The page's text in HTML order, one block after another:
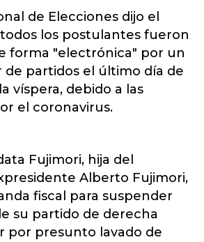
de Elecciones dijo el
los postulantes fueron
forma "electrónica" por un
de partidos el último día de
víspera, debido a las
el coronavirus.
Fujimori, hija del
Alberto Fujimori,
fiscal para suspender
su partido de derecha
por presunto lavado de